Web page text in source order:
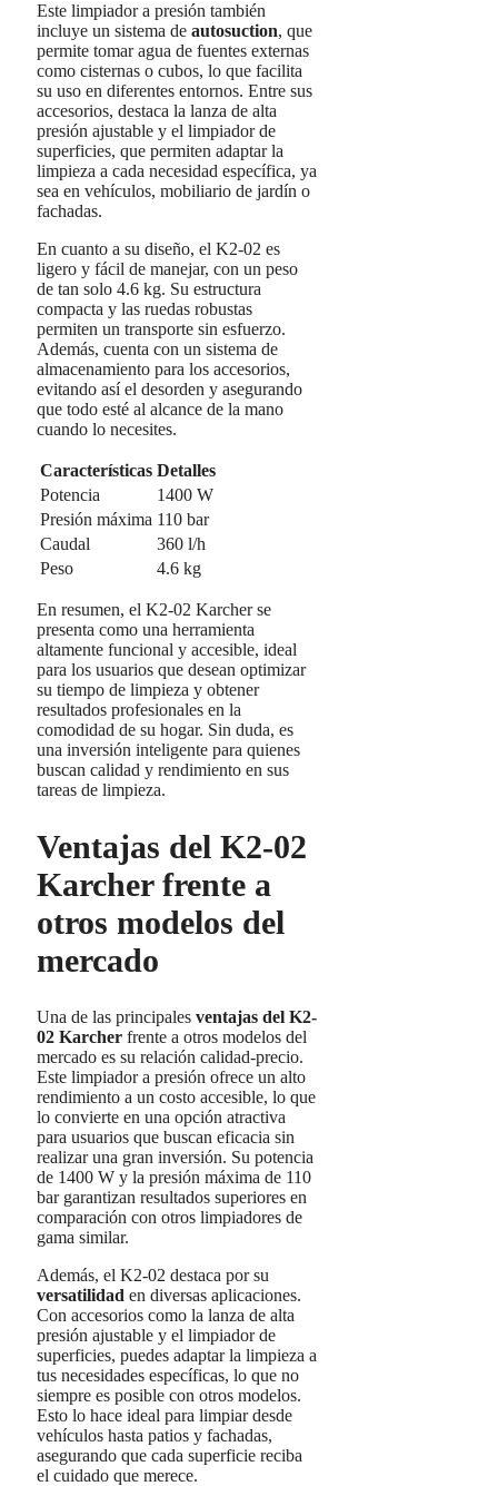
Este limpiador a presión también
incluye un sistema de autosuction, que
permite tomar agua de fuentes externas
como cisternas o cubos, lo que facilita
su uso en diferentes entornos. Entre sus
accesorios, destaca la lanza de alta
presión ajustable y el limpiador de
superficies, que permiten adaptar la
limpieza a cada necesidad específica, ya
sea en vehículos, mobiliario de jardín o
fachadas.
En cuanto a su diseño, el K2-02 es
ligero y fácil de manejar, con un peso
de tan solo 4.6 kg. Su estructura
compacta y las ruedas robustas
permiten un transporte sin esfuerzo.
Además, cuenta con un sistema de
almacenamiento para los accesorios,
evitando así el desorden y asegurando
que todo esté al alcance de la mano
cuando lo necesites.
Características Detalles
Potencia
1400 W
Presión máxima 110 bar
Caudal
360 l/h
Peso
4.6 kg
En resumen, el K2-02 Karcher se
presenta como una herramienta
altamente funcional y accesible, ideal
para los usuarios que desean optimizar
su tiempo de limpieza y obtener
resultados profesionales en la
comodidad de su hogar. Sin duda, es
una inversión inteligente para quienes
buscan calidad y rendimiento en sus
tareas de limpieza.
Ventajas del K2-02
Karcher frente a
otros modelos del
mercado
Una de las principales ventajas del K2-
02 Karcher frente a otros modelos del
mercado es su relación calidad-precio.
Este limpiador a presión ofrece un alto
rendimiento a un costo accesible, lo que
lo convierte en una opción atractiva
para usuarios que buscan eficacia sin
realizar una gran inversión. Su potencia
de 1400 W y la presión máxima de 110
bar garantizan resultados superiores en
comparación con otros limpiadores de
gama similar.
Además, el K2-02 destaca por su
versatilidad en diversas aplicaciones.
Con accesorios como la lanza de alta
presión ajustable y el limpiador de
superficies, puedes adaptar la limpieza a
tus necesidades específicas, lo que no
siempre es posible con otros modelos.
Esto lo hace ideal para limpiar desde
vehículos hasta patios y fachadas,
asegurando que cada superficie reciba
el cuidado que merece.